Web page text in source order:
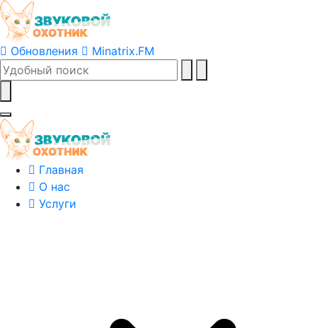
Обновления Minatrix.FM
Главная
О нас
Услуги